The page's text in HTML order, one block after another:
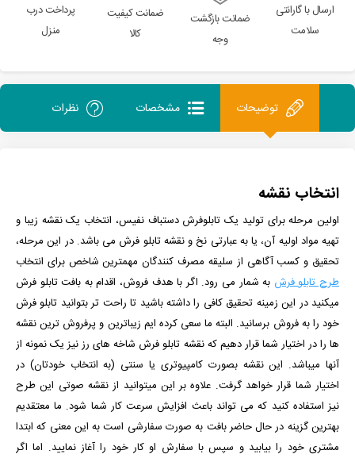
ارسال با گارانتی
سلامت
ضمانت بازگشت
وجه
ضمانت کیفیت
کالا
پرداخت درب
منزل
توضیحات مشخصات نظرات
انتخاب نقشه
اولین مرحله برای تولید یک تابلوفرش دستباف نفیس، انتخاب یک نقشه زیبا و
تهیه مواد اولیه آن، یا به عبارتی نخ و نقشه تابلو فرش می باشد. در این مرحله،
تحقیق و کسب آگاهی از سلیقه مصرف کنندگان مهمترین شاخص برای انتخاب
طرح تابلو فرش به شمار می رود. اگر با هدف فروش، اقدام به بافت تابلو فرش
میکنید در این زمینه تحقیق کافی را داشته باشید تا راحت تر بتوانید تابلو فرش
خود را به فروش برسانید. البته ما سعی کرده ایم زیباترین و پرفروش ترین نقشه
ها را در اختیار شما قرار دهیم که نقشه تابلو فرش شاخه های رز نیز یک نمونه از
آنها میباشد. این نقشه بصورت کامپیوتری یا سنتی (به انتخاب خودتان) در
اختیار شما قرار خواهد گرفت. علاوه بر این میتوانید از نقشه صوتی این طرح
نیز استفاده کنید که می تواند باعث افزایش سرعت کار شما شود. ما معتقدیم
بهترین گزینه در حال حاضر بافت به صورت سفارشی است به این معنی که ابتدا
مشتری خود را بیابید و سپس با سفارش او کار خود را آغاز نمایید. اما اگر